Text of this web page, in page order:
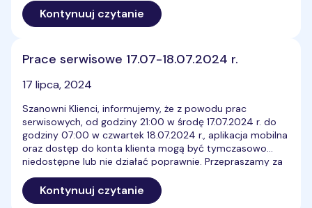
sprzedaży. W razie dodatkowych pytań prosimy o kontakt
z Działem Obsługi Klienta Premium […]
Kontynuuj czytanie
Prace serwisowe 17.07-18.07.2024 r.
17 lipca, 2024
Szanowni Klienci, informujemy, że z powodu prac
serwisowych, od godziny 21:00 w środę 17.07.2024 r. do
godziny 07:00 w czwartek 18.07.2024 r., aplikacja mobilna
oraz dostęp do konta klienta mogą być tymczasowo
niedostępne lub nie działać poprawnie. Przepraszamy za
wszelkie niedogodności i dziękujemy za wyrozumiałość.
Nasze działania mają na celu poprawę jakości usług i
zapewnienie […]
Kontynuuj czytanie